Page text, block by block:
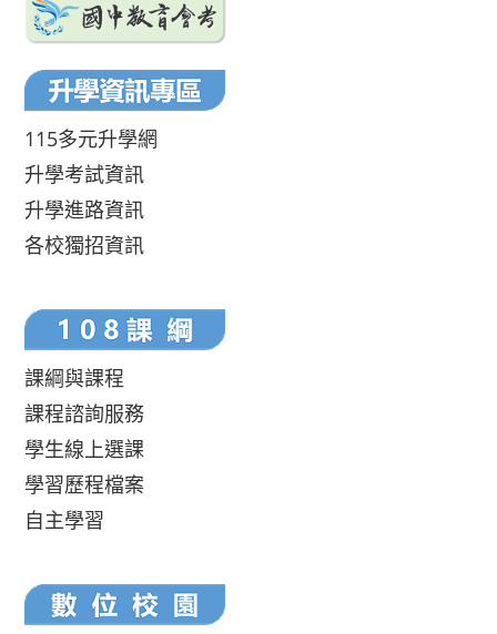
115多元升學網
升學考試資訊
升學進路資訊
各校獨招資訊
課綱與課程
課程諮詢服務
學生線上選課
學習歷程檔案
自主學習